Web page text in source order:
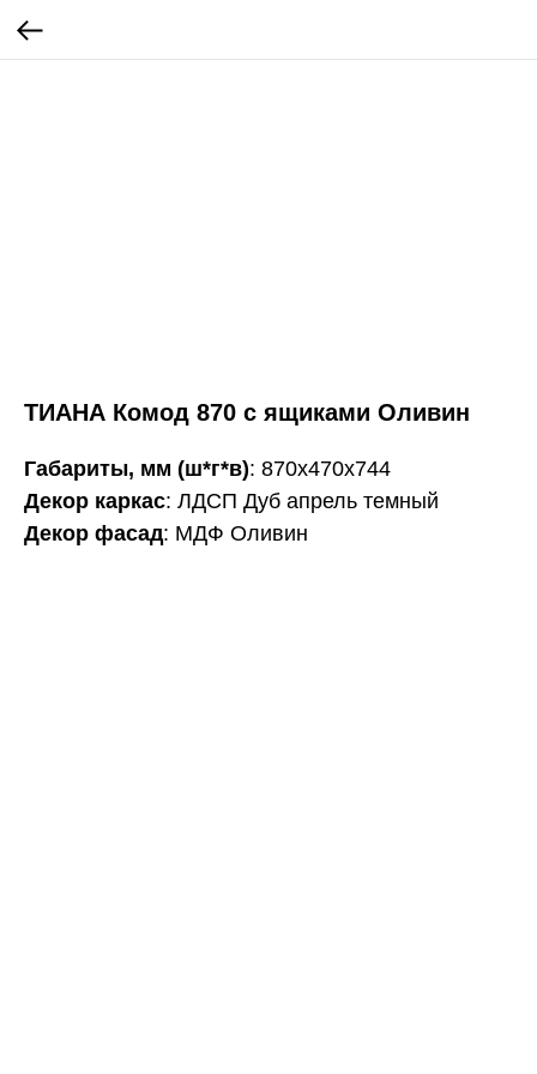
ТИАНА Комод 870 с ящиками Оливин
Габариты, мм (ш*г*в): 870х470х744
Декор каркас: ЛДСП Дуб апрель темный
Декор фасад: МДФ Оливин